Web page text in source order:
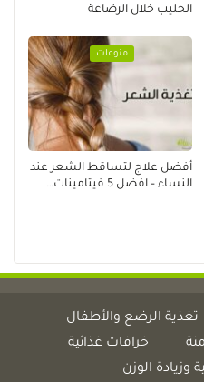
الحليب خلال الرضاعة
منوعات
أفضل علاج لتساقط الشعر عند
النساء – افضل 5 فيتامينات…
تغذية الرضع والأطفال
خرافات غذائية
وزيادة الوزن